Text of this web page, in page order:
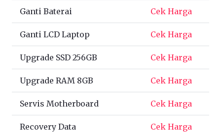
Ganti Baterai Cek Harga
Ganti LCD Laptop Cek Harga
Upgrade SSD 256GB Cek Harga
Upgrade RAM 8GB Cek Harga
Servis Motherboard Cek Harga
Recovery Data Cek Harga